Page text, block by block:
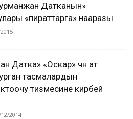
Датканын»
«пираттарга» нааразы
Датка» «Оскар» үчүн ат
тасмалардын
тизмесине кирбей
2014